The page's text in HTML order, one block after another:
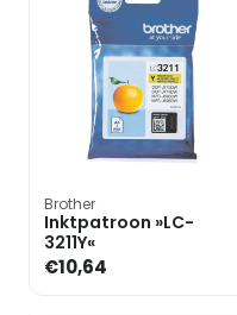
Brother
Inktpatroon »LC-
3211Y«
€10,64